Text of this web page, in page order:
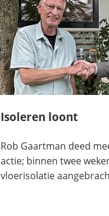
Isoleren loont
Rob Gaartman deed
actie; binnen twee
vloerisolatie